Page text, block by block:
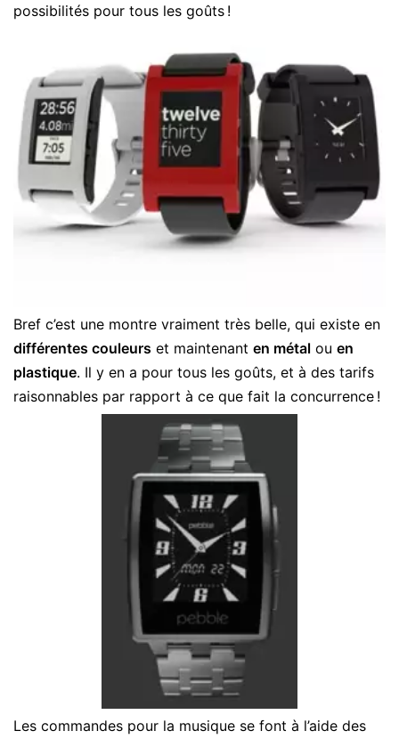
possibilités pour tous les goûts !
Bref c’est une montre vraiment très belle, qui existe en
différentes couleurs et maintenant en métal ou en
plastique. Il y en a pour tous les goûts, et à des tarifs
raisonnables par rapport à ce que fait la concurrence !
Les commandes pour la musique se font à l’aide des